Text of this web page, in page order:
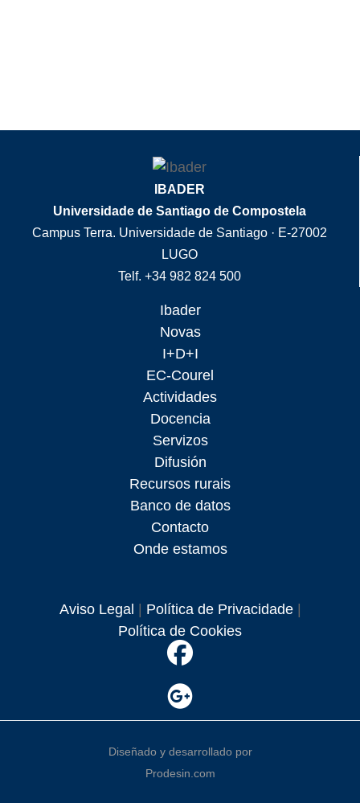
IBADER
Universidade de Santiago de Compostela
Campus Terra. Universidade de Santiago · E-27002
LUGO
Telf. +34 982 824 500
Ibader
Novas
I+D+I
EC-Courel
Actividades
Docencia
Servizos
Difusión
Recursos rurais
Banco de datos
Contacto
Onde estamos
Aviso Legal Política de Privacidade|
Política de Cookies
Diseñado y desarrollado por
Prodesin.com